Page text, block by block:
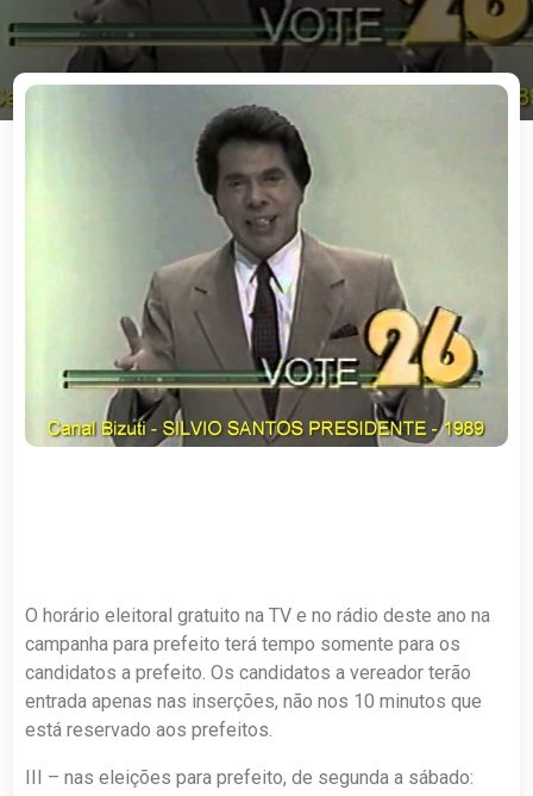
O horário eleitoral gratuito na TV e no rádio deste ano na
campanha para prefeito terá tempo somente para os
candidatos a prefeito. Os candidatos a vereador terão
entrada apenas nas inserções, não nos 10 minutos que
está reservado aos prefeitos.
III – nas eleições para prefeito, de segunda a sábado: